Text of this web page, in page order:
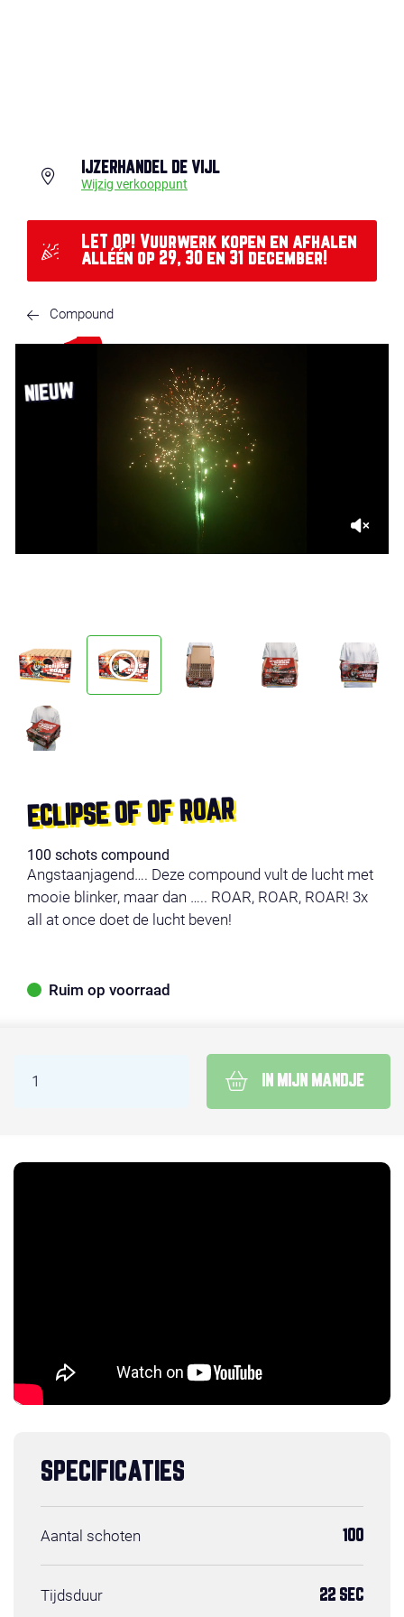
IJZERHANDEL DE VIJL
Wijzig verkooppunt
LET OP! Vuurwerk kopen en afhalen
alléén op 29, 30 en 31 december!
Compound
NIEUW
ECLIPSE OF OF ROAR
100 schots compound
Angstaanjagend…. Deze compound vult de lucht met
mooie blinker, maar dan ….. ROAR, ROAR, ROAR! 3x
all at once doet de lucht beven!
Ruim op voorraad
IN MIJN MANDJE
SPECIFICATIES
Aantal schoten 100
Tijdsduur 22 SEC